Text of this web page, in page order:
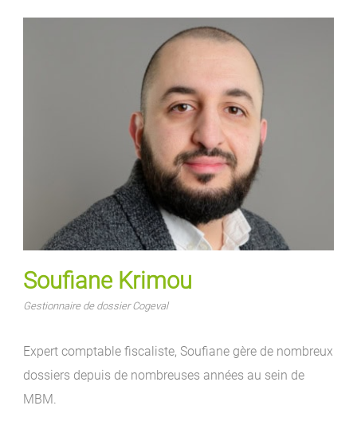
Soufiane Krimou
Gestionnaire de dossier Cogeval
Expert comptable fiscaliste, Soufiane gère de nombreux
dossiers depuis de nombreuses années au sein de
MBM.